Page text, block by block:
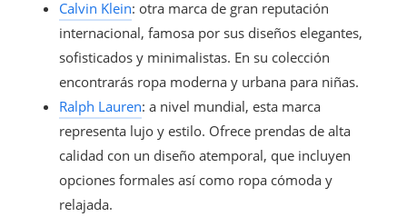
Calvin Klein: otra marca de gran reputación
internacional, famosa por sus diseños elegantes,
sofisticados y minimalistas. En su colección
encontrarás ropa moderna y urbana para niñas.
Ralph Lauren: a nivel mundial, esta marca
representa lujo y estilo. Ofrece prendas de alta
calidad con un diseño atemporal, que incluyen
opciones formales así como ropa cómoda y
relajada.